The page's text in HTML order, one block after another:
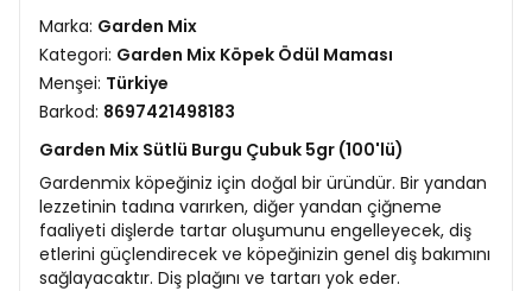
Marka: Garden Mix
Kategori: Garden Mix Köpek Ödül Maması
Menşei: Türkiye
Barkod: 8697421498183
Garden Mix Sütlü Burgu Çubuk 5gr (100'lü)
Gardenmix köpeğiniz için doğal bir üründür. Bir yandan
lezzetinin tadına varırken, diğer yandan çiğneme
faaliyeti dişlerde tartar oluşumunu engelleyecek, diş
etlerini güçlendirecek ve köpeğinizin genel diş bakımını
sağlayacaktır. Diş plağını ve tartarı yok eder.